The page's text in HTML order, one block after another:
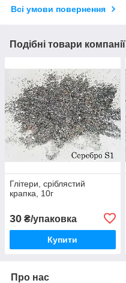
Всі умови повернення
Подібні товари компанії
Глітери, сріблястий
крапка, 10г
30 ₴/упаковка
Купити
Про нас